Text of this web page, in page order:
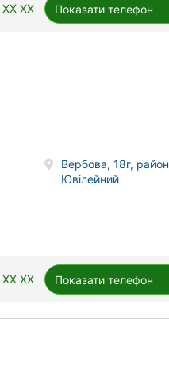
XX XX Показати телефон
Вербова, 18г, район
Ювілейний
XX XX Показати телефон